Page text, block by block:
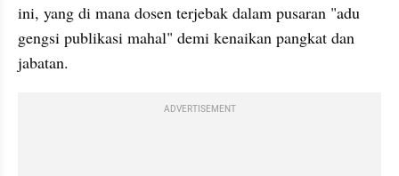
ini, yang di mana dosen terjebak dalam pusaran "adu
gengsi publikasi mahal" demi kenaikan pangkat dan
jabatan.
ADVERTISEMENT